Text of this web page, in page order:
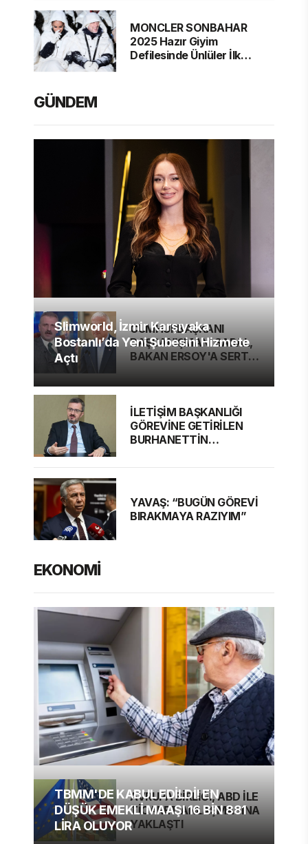
MONCLER SONBAHAR
2025 Hazır Giyim
Defilesinde Ünlüler İlk
GÜNDEM
Slimworld, İzmir Karşıyaka
Bostanlı’da Yeni Şubesini Hizmete
Açtı
CUMHURBAŞKANI
BAŞDANIŞMANI SARAL,
BAKAN ERSOY'A SERT
İLETİŞİM BAŞKANLIĞI
GÖREVİNE GETİRİLEN
BURHANETTİN
YAVAŞ: “BUGÜN GÖREVİ
BIRAKMAYA RAZIYIM”
EKONOMİ
TBMM'DE KABUL EDİLDİ! EN
DÜŞÜK EMEKLİ MAAŞI 16 BİN 881
LİRA OLUYOR
AVRUPA BİRLİĞİ, ABD İLE
TİCARET ANLAŞMASINA
YAKLAŞTI